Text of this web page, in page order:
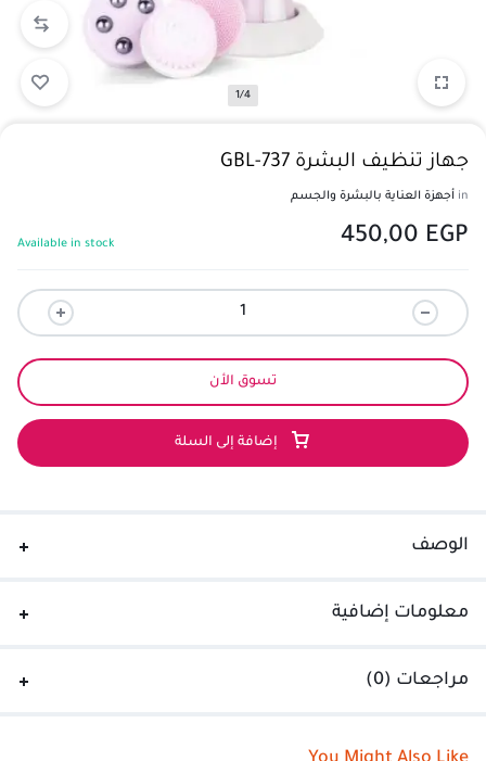
1/4
جهاز تنظيف البشرة GBL-737
in أجهزة العناية بالبشرة والجسم
450,00 EGP
Available in stock
إضافة إلى السلة
تسوق الأن
الوصف
معلومات إضافية
مراجعات (0)